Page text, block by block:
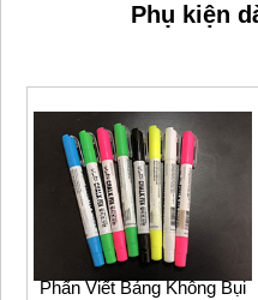
Phụ kiện
Phấn Viết Bảng Không Bụi